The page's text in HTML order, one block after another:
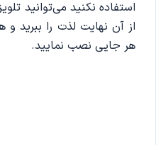
استفاده نکنید می‌توانید
از آن نهایت لذت را ببرید
هر جایی نصب نمایید.